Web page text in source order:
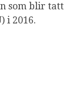
som blir tatt
i 2016.